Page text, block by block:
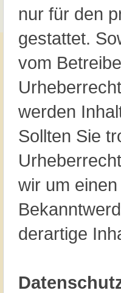
nur für den
gestattet.
vom
werden
Sollten Sie
wir um
derartige